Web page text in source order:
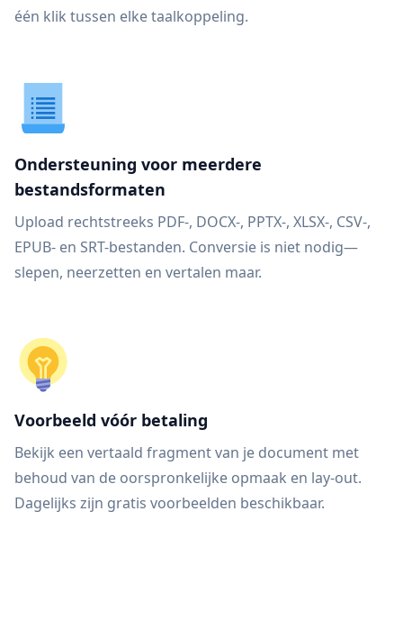
één klik tussen elke taalkoppeling.
Ondersteuning voor meerdere
bestandsformaten
Upload rechtstreeks PDF-, DOCX-, PPTX-, XLSX-, CSV-,
EPUB- en SRT-bestanden. Conversie is niet nodig—
slepen, neerzetten en vertalen maar.
Voorbeeld vóór betaling
Bekijk een vertaald fragment van je document met
behoud van de oorspronkelijke opmaak en lay-out.
Dagelijks zijn gratis voorbeelden beschikbaar.